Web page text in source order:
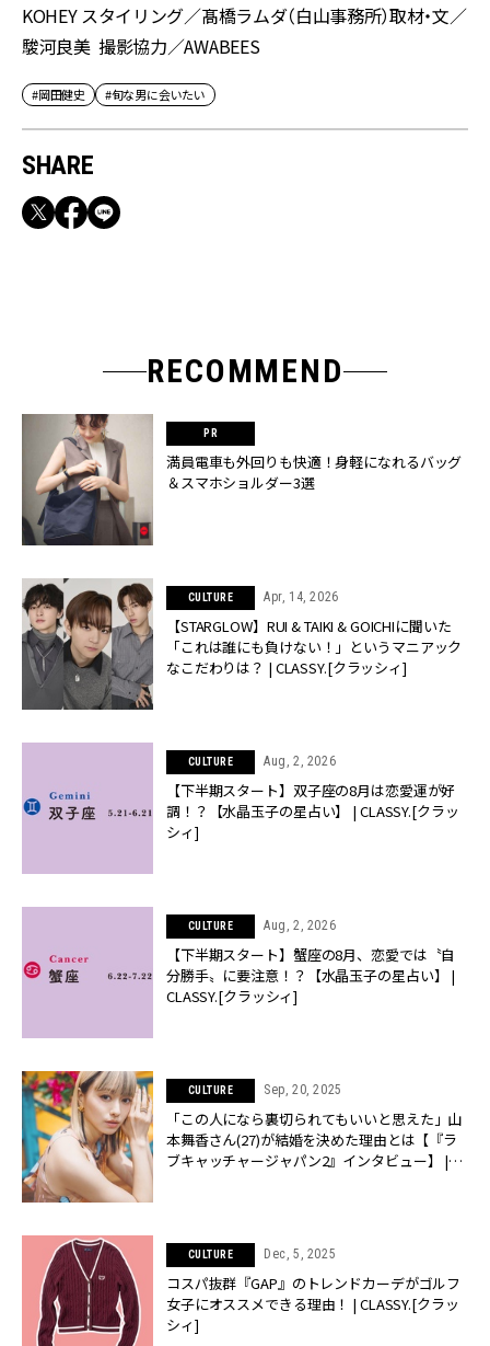
KOHEY スタイリング／髙橋ラムダ（白山事務所）取材・文／
駿河良美 撮影協力／AWABEES
#岡田健史 #旬な男に会いたい
SHARE
RECOMMEND
満員電車も外回りも快適！身軽になれるバッグ
＆スマホショルダー3選
CULTURE Apr, 14, 2026
【STARGLOW】RUI & TAIKI & GOICHIに聞いた
「これは誰にも負けない！」というマニアック
なこだわりは？ | CLASSY.[クラッシィ]
CULTURE Aug, 2, 2026
【下半期スタート】双子座の8月は恋愛運が好
調！？【水晶玉子の星占い】 | CLASSY.[クラッ
シィ]
CULTURE Aug, 2, 2026
【下半期スタート】蟹座の8月、恋愛では〝自
分勝手〟に要注意！？【水晶玉子の星占い】 |
CLASSY.[クラッシィ]
CULTURE Sep, 20, 2025
「この人になら裏切られてもいいと思えた」山
本舞香さん(27)が結婚を決めた理由とは【『ラ
ブキャッチャージャパン2』インタビュー】 |
CULTURE Dec, 5, 2025
コスパ抜群『GAP』のトレンドカーデがゴルフ
女子にオススメできる理由！ | CLASSY.[クラッ
シィ]